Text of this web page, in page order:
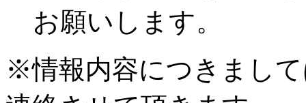
お願いします。
※情報内容につきまし